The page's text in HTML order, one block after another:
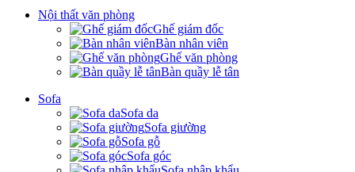
Nội thất văn phòng
Ghế giám đốc
Bàn nhân viên
Ghế văn phòng
Bàn quầy lễ tân
Sofa
Sofa da
Sofa giường
Sofa gỗ
Sofa góc